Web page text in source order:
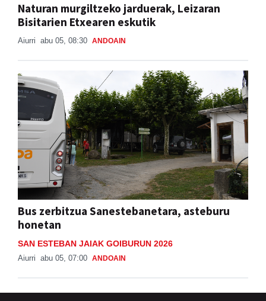
Naturan murgiltzeko jarduerak, Leizaran
Bisitarien Etxearen eskutik
Aiurri abu 05, 08:30 ANDOAIN
Bus zerbitzua Sanestebanetara, asteburu
honetan
SAN ESTEBAN JAIAK GOIBURUN 2026
Aiurri abu 05, 07:00 ANDOAIN